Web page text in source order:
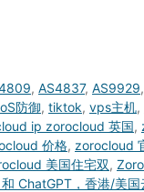
, AS4837, AS9929,
防御, tiktok, vps主机,
ip zorocloud 英国,
价格, zorocloud
美国住宅双,
ChatGPT，香港/美